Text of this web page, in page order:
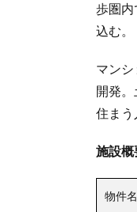
歩圏内
込む。
マン
開発
住まう
施設概
物件